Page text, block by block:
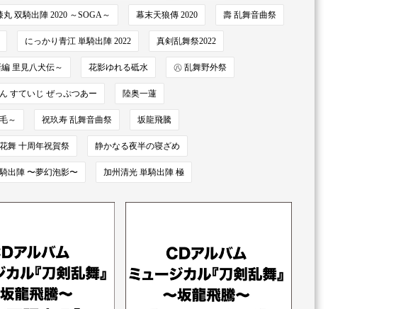
丸 双騎出陣 2020 ～SOGA～ 幕末天狼傳 2020 壽 乱舞音曲祭
にっかり青江 単騎出陣 2022 真剣乱舞祭2022
里見八犬伝～ 花影ゆれる砥水 ㊇ 乱舞野外祭
すていじ ぜっぷつあー 陸奥一蓮
～ 祝玖寿 乱舞音曲祭 坂龍飛騰
舞 十周年祝賀祭 静かなる夜半の寝ざめ
出陣 〜夢幻泡影〜 加州清光 単騎出陣 極